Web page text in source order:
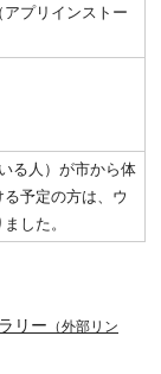
プリインストー
る人）が市から体
予定の方は、ウ
した。
リー （外部リン